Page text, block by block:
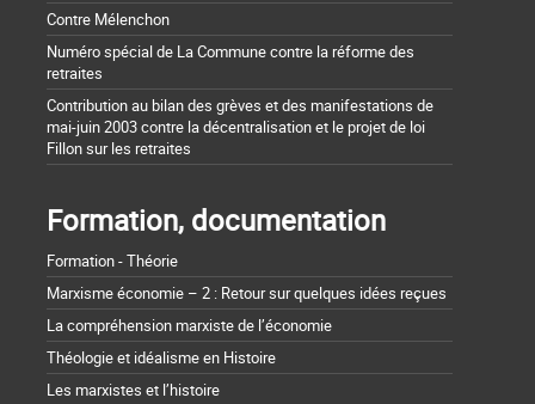
Contre Mélenchon
Numéro spécial de La Commune contre la réforme des
retraites
Contribution au bilan des grèves et des manifestations de
mai-juin 2003 contre la décentralisation et le projet de loi
Fillon sur les retraites
Formation, documentation
Formation - Théorie
Marxisme économie – 2 : Retour sur quelques idées reçues
La compréhension marxiste de l’économie
Théologie et idéalisme en Histoire
Les marxistes et l’histoire